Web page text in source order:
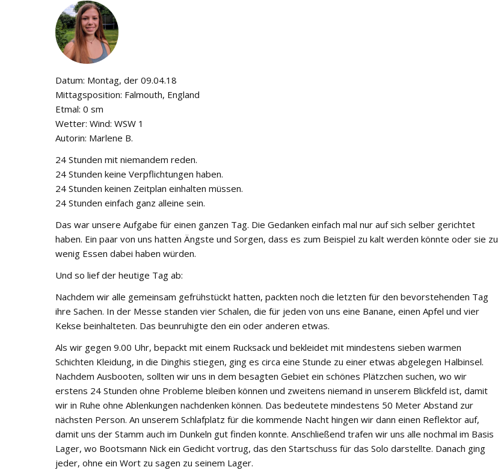
Datum: Montag, der 09.04.18
Mittagsposition: Falmouth, England
Etmal: 0 sm
Wetter: Wind: WSW 1
Autorin: Marlene B.
24 Stunden mit niemandem reden.
24 Stunden keine Verpflichtungen haben.
24 Stunden keinen Zeitplan einhalten müssen.
24 Stunden einfach ganz alleine sein.
Das war unsere Aufgabe für einen ganzen Tag. Die Gedanken einfach mal nur auf sich selber gerichtet
haben. Ein paar von uns hatten Ängste und Sorgen, dass es zum Beispiel zu kalt werden könnte oder sie zu
wenig Essen dabei haben würden.
Und so lief der heutige Tag ab:
Nachdem wir alle gemeinsam gefrühstückt hatten, packten noch die letzten für den bevorstehenden Tag
ihre Sachen. In der Messe standen vier Schalen, die für jeden von uns eine Banane, einen Apfel und vier
Kekse beinhalteten. Das beunruhigte den ein oder anderen etwas.
Als wir gegen 9.00 Uhr, bepackt mit einem Rucksack und bekleidet mit mindestens sieben warmen
Schichten Kleidung, in die Dinghis stiegen, ging es circa eine Stunde zu einer etwas abgelegen Halbinsel.
Nachdem Ausbooten, sollten wir uns in dem besagten Gebiet ein schönes Plätzchen suchen, wo wir
erstens 24 Stunden ohne Probleme bleiben können und zweitens niemand in unserem Blickfeld ist, damit
wir in Ruhe ohne Ablenkungen nachdenken können. Das bedeutete mindestens 50 Meter Abstand zur
nächsten Person. An unserem Schlafplatz für die kommende Nacht hingen wir dann einen Reflektor auf,
damit uns der Stamm auch im Dunkeln gut finden konnte. Anschließend trafen wir uns alle nochmal im Basis
Lager, wo Bootsmann Nick ein Gedicht vortrug, das den Startschuss für das Solo darstellte. Danach ging
jeder, ohne ein Wort zu sagen zu seinem Lager.